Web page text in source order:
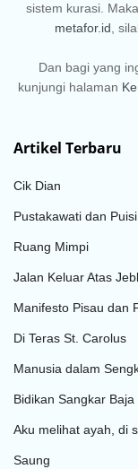
sistem kurasi.
metafor.id,
Dan bagi yang
kunjungi halaman
Artikel Terbaru
Cik Dian
Pustakawati dan
Ruang Mimpi
Jalan Keluar Atas
Manifesto Pisau dan
Di Teras St. Carolus
Manusia dalam
Bidikan Sangkar
Aku melihat ayah, di
Saung